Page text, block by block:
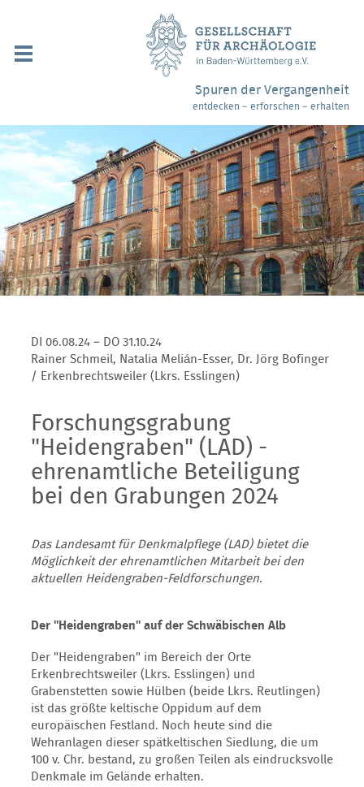
Über uns / Mitgliedschaft
Partner / Links
Archäologiemuseen
Webshop
Kontakt
Spuren der Vergangenheit
entdecken – erforschen – erhalten
DI 06.08.24 – DO 31.10.24
Rainer Schmeil, Natalia Melián-Esser, Dr. Jörg Bofinger
/ Erkenbrechtsweiler (Lkrs. Esslingen)
Forschungsgrabung
"Heidengraben" (LAD) -
ehrenamtliche Beteiligung
bei den Grabungen 2024
Das Landesamt für Denkmalpflege (LAD) bietet die
Möglichkeit der ehrenamtlichen Mitarbeit bei den
aktuellen Heidengraben-Feldforschungen.
Der "Heidengraben" auf der Schwäbischen Alb
Der "Heidengraben" im Bereich der Orte
Erkenbrechtsweiler (Lkrs. Esslingen) und
Grabenstetten sowie Hülben (beide Lkrs. Reutlingen)
ist das größte keltische Oppidum auf dem
europäischen Festland. Noch heute sind die
Wehranlagen dieser spätkeltischen Siedlung, die um
100 v. Chr. bestand, zu großen Teilen als eindrucksvolle
Denkmale im Gelände erhalten.